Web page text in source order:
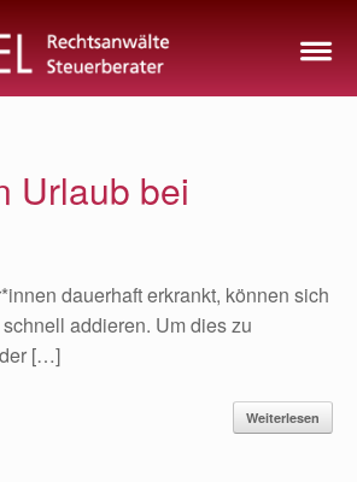
Urlaub bei
dauerhaft erkrankt, können sich
addieren. Um dies zu
[…]
Weiterlesen